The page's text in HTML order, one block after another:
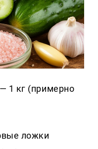
— 1 кг (примерно
ложки